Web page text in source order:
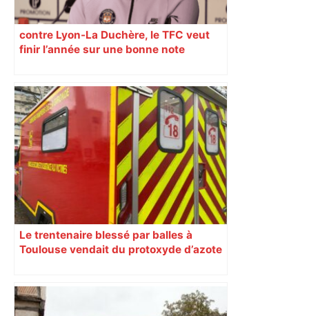
contre Lyon-La Duchère, le TFC veut
finir l’année sur une bonne note
Le trentenaire blessé par balles à
Toulouse vendait du protoxyde d’azote